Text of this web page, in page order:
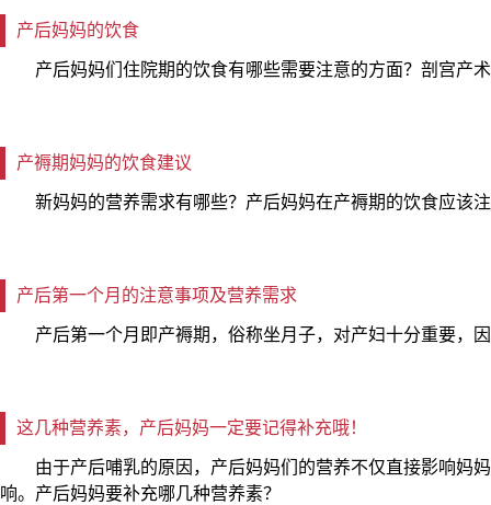
产后妈妈的饮食
产后妈妈们住院期的饮食有哪些需要注意的方面？剖宫产
产褥期妈妈的饮食建议
新妈妈的营养需求有哪些？产后妈妈在产褥期的饮食应该
产后第一个月的注意事项及营养需求
产后第一个月即产褥期，俗称坐月子，对产妇十分重要，
这几种营养素，产后妈妈一定要记得补充哦！
由于产后哺乳的原因，产后妈妈们的营养不仅直接影响妈
响。产后妈妈要补充哪几种营养素？